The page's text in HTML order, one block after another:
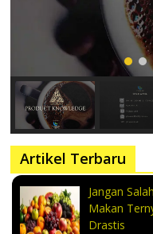
Artikel Terbaru
Jangan
Makan
Drastis